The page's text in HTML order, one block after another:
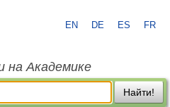
EN DE ES FR
на Академике
Найти!